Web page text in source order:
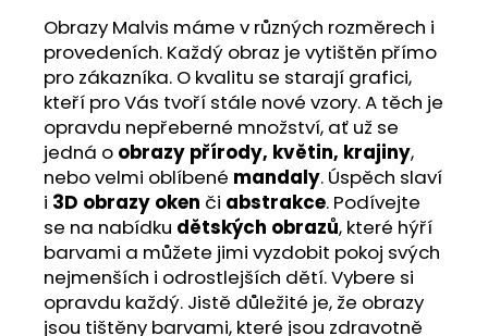
Obrazy Malvis máme v různých rozměrech i
provedeních. Každý obraz je vytištěn přímo
pro zákazníka. O kvalitu se starají grafici,
kteří pro Vás tvoří stále nové vzory. A těch je
opravdu nepřeberné množství, ať už se
jedná o obrazy přírody, květin, krajiny,
nebo velmi oblíbené mandaly. Úspěch slaví
i 3D obrazy oken či abstrakce. Podívejte
se na nabídku dětských obrazů, které hýří
barvami a můžete jimi vyzdobit pokoj svých
nejmenších i odrostlejších dětí. Vybere si
opravdu každý. Jistě důležité je, že obrazy
jsou tištěny barvami, které jsou zdravotně